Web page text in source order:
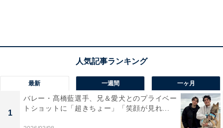
最新 一週間 一ヶ月
1
バレー・髙橋藍選手、兄＆愛犬とのプライベー
トショットに「超きちょー」「笑顔が見れ...